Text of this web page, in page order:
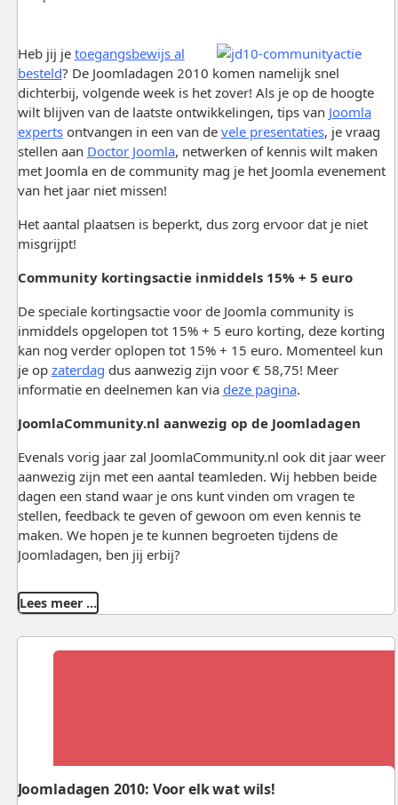
Heb jij je toegangsbewijs al
besteld? De Joomladagen 2010 komen namelijk snel
dichterbij, volgende week is het zover! Als je op de hoogte
wilt blijven van de laatste ontwikkelingen, tips van Joomla
expertsontvangen in een van de vele presentaties, je vraag
stellen aan Doctor Joomla, netwerken of kennis wilt maken
met Joomla en de community mag je het Joomla evenement
van het jaar niet missen!
Het aantal plaatsen is beperkt, dus zorg ervoor dat je niet
misgrijpt!
Community kortingsactie inmiddels 15% + 5 euro
De speciale kortingsactie voor de Joomla community is
inmiddels opgelopen tot 15% + 5 euro korting, deze korting
kan nog verder oplopen tot 15% + 15 euro. Momenteel kun
je op zaterdag dus aanwezig zijn voor € 58,75! Meer
informatie en deelnemen kan via deze pagina.
JoomlaCommunity.nl aanwezig op de Joomladagen
Evenals vorig jaar zal JoomlaCommunity.nl ook dit jaar weer
aanwezig zijn met een aantal teamleden. Wij hebben beide
dagen een stand waar je ons kunt vinden om vragen te
stellen, feedback te geven of gewoon om even kennis te
maken. We hopen je te kunnen begroeten tijdens de
Joomladagen, ben jij erbij?
Lees meer …
Joomladagen 2010: Voor elk wat wils!